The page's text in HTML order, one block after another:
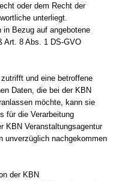
oder dem Recht der
unterliegt.
Bezug auf angebotene
Art. 8 Abs. 1 DS-GVO
und eine betroffene
Daten, die bei der KBN
möchte, kann sie
für die Verarbeitung
KBN Veranstaltungsagentur
unverzüglich nachgekommen
der KBN